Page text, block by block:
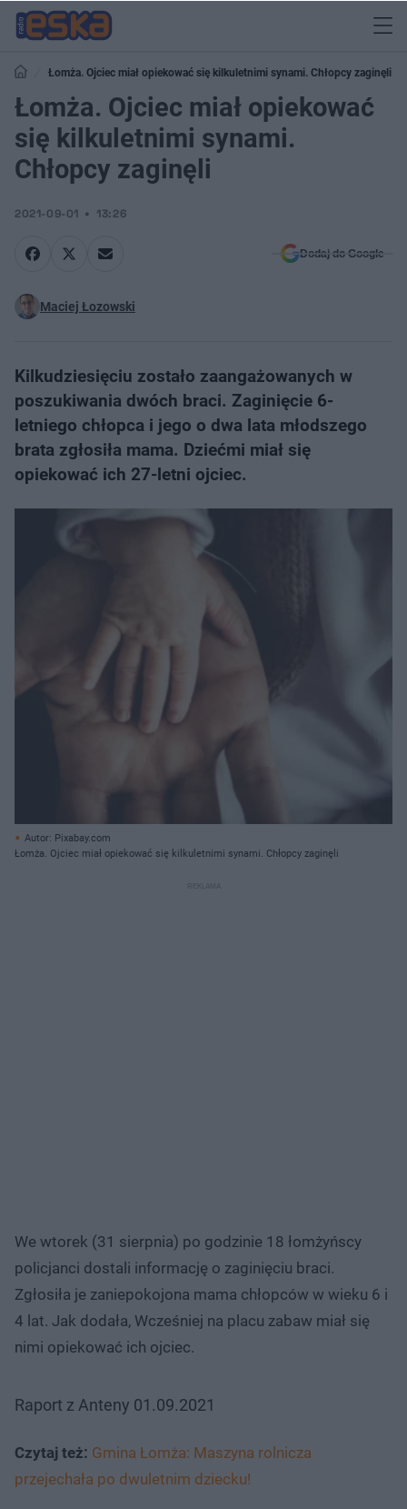
Łomża. Ojciec miał opiekować się kilkuletnimi synami. Chłopcy zaginęli
Łomża. Ojciec miał opiekować
się kilkuletnimi synami.
Chłopcy zaginęli
2021-09-01 13:26
Dodaj do Google
Maciej Łozowski
Kilkudziesięciu zostało zaangażowanych w
poszukiwania dwóch braci. Zaginięcie 6-
letniego chłopca i jego o dwa lata młodszego
brata zgłosiła mama. Dziećmi miał się
opiekować ich 27-letni ojciec.
Autor: Pixabay.com
Łomża. Ojciec miał opiekować się kilkuletnimi synami. Chłopcy zaginęli
We wtorek (31 sierpnia) po godzinie 18 łomżyńscy
policjanci dostali informację o zaginięciu braci.
Zgłosiła je zaniepokojona mama chłopców w wieku 6 i
4 lat. Jak dodała, Wcześniej na placu zabaw miał się
nimi opiekować ich ojciec.
Raport z Anteny 01.09.2021
Czytaj też: Gmina Łomża: Maszyna rolnicza
przejechała po dwuletnim dziecku!